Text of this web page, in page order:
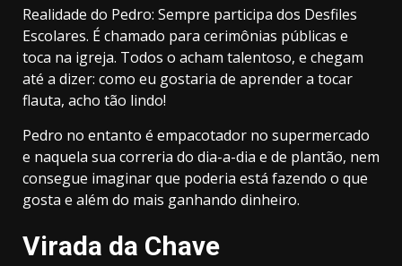
Realidade do Pedro: Sempre participa dos Desfiles
Escolares. É chamado para cerimônias públicas e
toca na igreja. Todos o acham talentoso, e chegam
até a dizer: como eu gostaria de aprender a tocar
flauta, acho tão lindo!
Pedro no entanto é empacotador no supermercado
e naquela sua correria do dia-a-dia e de plantão, nem
consegue imaginar que poderia está fazendo o que
gosta e além do mais ganhando dinheiro.
Virada da Chave